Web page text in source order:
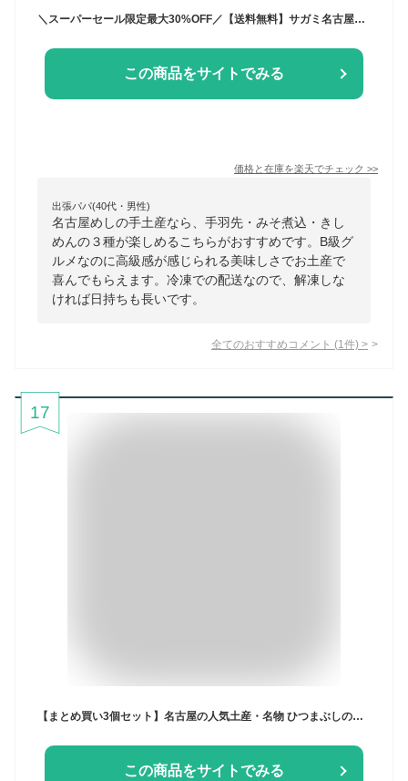
＼スーパーセール限定最大30%OFF／【送料無料】サガミ名古屋めしセット（手羽先 20本・みそ煮込 2人前・きしめん 4人前）【和食麺処サガミ】【名古屋名物 名古屋土産 名古屋 めし 名古屋飯】お得 手打ち 本格 冷凍 プレゼント 贈り物
この商品をサイトでみる
価格と在庫を楽天でチェック >>
出張パパ(40代・男性)
名古屋めしの手土産なら、手羽先・みそ煮込・きし
めんの３種が楽しめるこちらがおすすめです。B級グ
ルメなのに高級感が感じられる美味しさでお土産で
喜んでもらえます。冷凍での配送なので、解凍しな
ければ日持ちも長いです。
全てのおすすめコメント (1 件) >
17
【まとめ買い3個セット】名古屋の人気土産・名物 ひつまぶしの里茶漬け（3食)
この商品をサイトでみる